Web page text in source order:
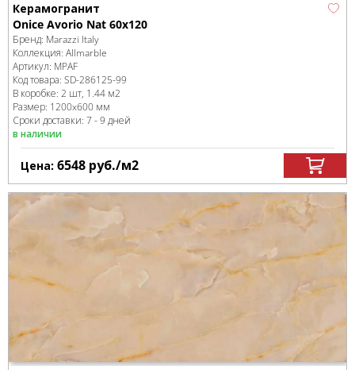
Керамогранит
Onice Avorio Nat 60x120
Бренд: Marazzi Italy
Коллекция: Allmarble
Артикул: MPAF
Код товара: SD-286125-99
В коробке: 2 шт, 1.44 м2
Размер: 1200x600 мм
Сроки доставки: 7 - 9 дней
в наличии
Цена: 6548 руб./м2